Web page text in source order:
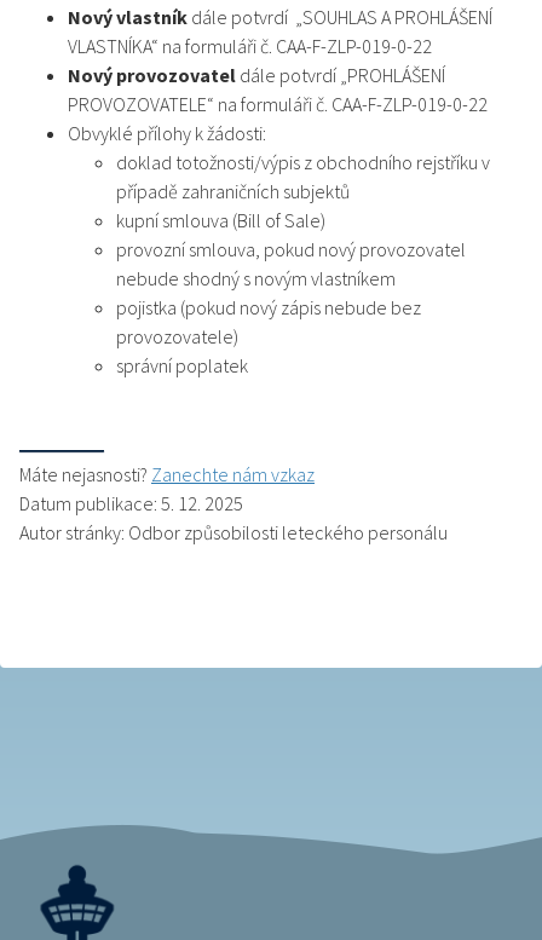
Nový vlastník dále potvrdí „SOUHLAS A PROHLÁŠENÍ
VLASTNÍKA“ na formuláři č. CAA-F-ZLP-019-0-22
Nový provozovatel dále potvrdí „PROHLÁŠENÍ
PROVOZOVATELE“ na formuláři č. CAA-F-ZLP-019-0-22
Obvyklé přílohy k žádosti:
doklad totožnosti/výpis z obchodního rejstříku v
případě zahraničních subjektů
kupní smlouva (Bill of Sale)
provozní smlouva, pokud nový provozovatel
nebude shodný s novým vlastníkem
pojistka (pokud nový zápis nebude bez
provozovatele)
správní poplatek
Máte nejasnosti? Zanechte nám vzkaz
Datum publikace: 5. 12. 2025
Autor stránky: Odbor způsobilosti leteckého personálu